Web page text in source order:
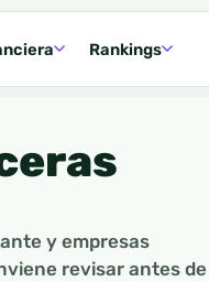
Rankings
y empresas
revisar antes de